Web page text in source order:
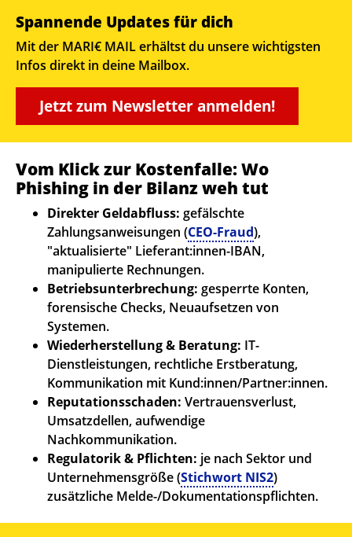
Spannende Updates für dich
Mit der MARI€ MAIL erhältst du unsere wichtigsten
Infos direkt in deine Mailbox.
Jetzt zum Newsletter anmelden!
Vom Klick zur Kostenfalle: Wo
Phishing in der Bilanz weh tut
Direkter Geldabfluss: gefälschte
Zahlungsanweisungen (CEO-Fraud),
"aktualisierte" Lieferant:innen-IBAN,
manipulierte Rechnungen.
Betriebsunterbrechung: gesperrte Konten,
forensische Checks, Neuaufsetzen von
Systemen.
Wiederherstellung & Beratung: IT-
Dienstleistungen, rechtliche Erstberatung,
Kommunikation mit Kund:innen/Partner:innen.
Reputationsschaden: Vertrauensverlust,
Umsatzdellen, aufwendige
Nachkommunikation.
Regulatorik & Pflichten: je nach Sektor und
Unternehmensgröße (Stichwort NIS2)
zusätzliche Melde-/Dokumentationspflichten.